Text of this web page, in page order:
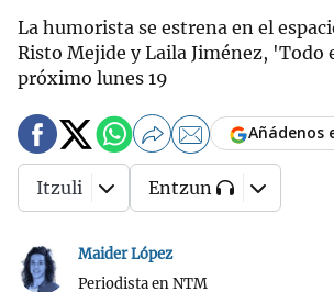
La humorista se estrena en el
Risto Mejide y Laila Jiménez, 'Todo
próximo lunes 19
Maider López
Periodista en NTM
Añádenos
Itzuli Entzun